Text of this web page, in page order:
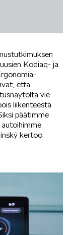
Kodiaq- ja
että
vie
liikenteestä
päätimme
kertoo.